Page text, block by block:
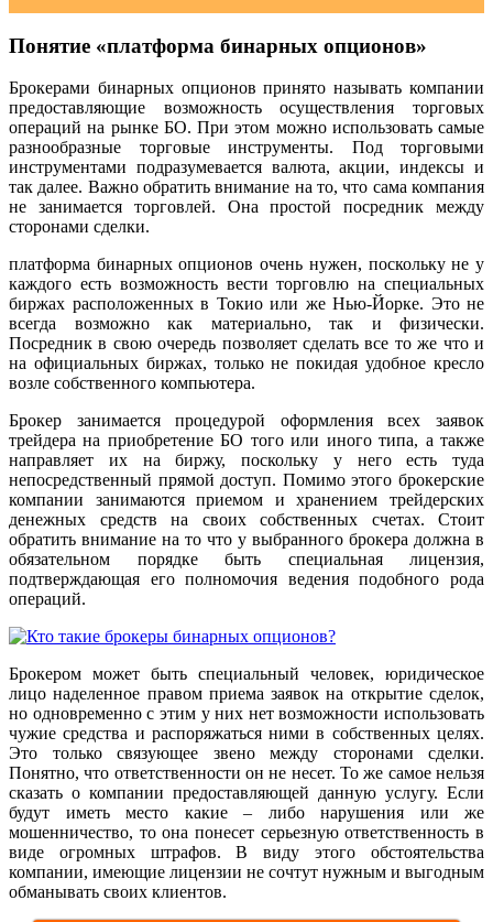
Понятие «платформа бинарных опционов»
Брокерами бинарных опционов принято называть компании
предоставляющие возможность осуществления торговых
операций на рынке БО. При этом можно использовать самые
разнообразные торговые инструменты. Под торговыми
инструментами подразумевается валюта, акции, индексы и
так далее. Важно обратить внимание на то, что сама компания
не занимается торговлей. Она простой посредник между
сторонами сделки.
платформа бинарных опционов очень нужен, поскольку не у
каждого есть возможность вести торговлю на специальных
биржах расположенных в Токио или же Нью-Йорке. Это не
всегда возможно как материально, так и физически.
Посредник в свою очередь позволяет сделать все то же что и
на официальных биржах, только не покидая удобное кресло
возле собственного компьютера.
Брокер занимается процедурой оформления всех заявок
трейдера на приобретение БО того или иного типа, а также
направляет их на биржу, поскольку у него есть туда
непосредственный прямой доступ. Помимо этого брокерские
компании занимаются приемом и хранением трейдерских
денежных средств на своих собственных счетах. Стоит
обратить внимание на то что у выбранного брокера должна в
обязательном порядке быть специальная лицензия,
подтверждающая его полномочия ведения подобного рода
операций.
Брокером может быть специальный человек, юридическое
лицо наделенное правом приема заявок на открытие сделок,
но одновременно с этим у них нет возможности использовать
чужие средства и распоряжаться ними в собственных целях.
Это только связующее звено между сторонами сделки.
Понятно, что ответственности он не несет. То же самое нельзя
сказать о компании предоставляющей данную услугу. Если
будут иметь место какие – либо нарушения или же
мошенничество, то она понесет серьезную ответственность в
виде огромных штрафов. В виду этого обстоятельства
компании, имеющие лицензии не сочтут нужным и выгодным
обманывать своих клиентов.